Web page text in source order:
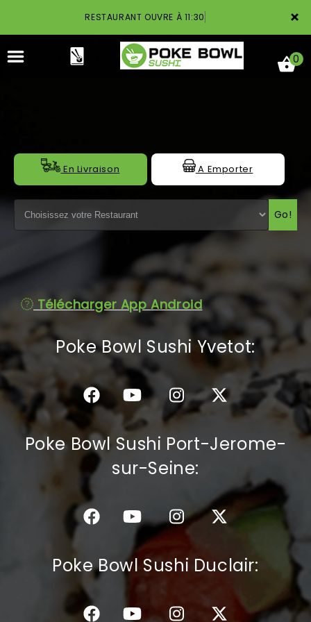
×
RESTAURANT OUVRE À 11:30
ACCUEIL
LA CARTE
MENTIONS LÉGALES
C.G.V
0
En Livraison A Emporter
Go!
Télécharger App Android
Poke Bowl Sushi Yvetot:
Poke Bowl Sushi Port-Jerome-
sur-Seine:
Poke Bowl Sushi Duclair: